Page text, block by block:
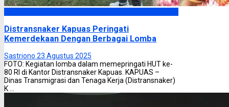
Distransnaker Kapuas Peringati
Kemerdekaan Dengan Berbagai Lomba
Sastriono 23 Agustus 2025
FOTO: Kegiatan lomba dalam memepringati HUT ke-
80 RI di Kantor Distransnaker Kapuas. KAPUAS –
Dinas Transmigrasi dan Tenaga Kerja (Distransnaker)
K ...